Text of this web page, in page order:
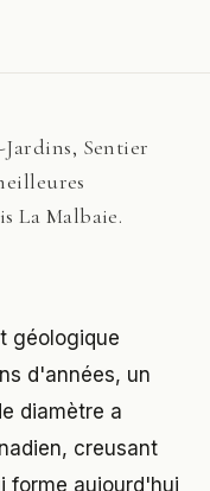
Sentier
La Malbaie.
géologique
d'années, un
diamètre a
creusant
forme aujourd'hui